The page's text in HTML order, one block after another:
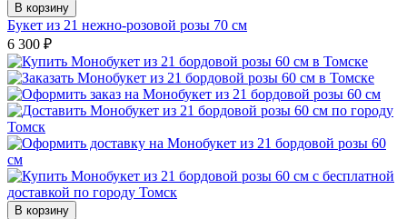
В корзину
Букет из 21 нежно-розовой розы 70 см
6 300 ₽
В корзину